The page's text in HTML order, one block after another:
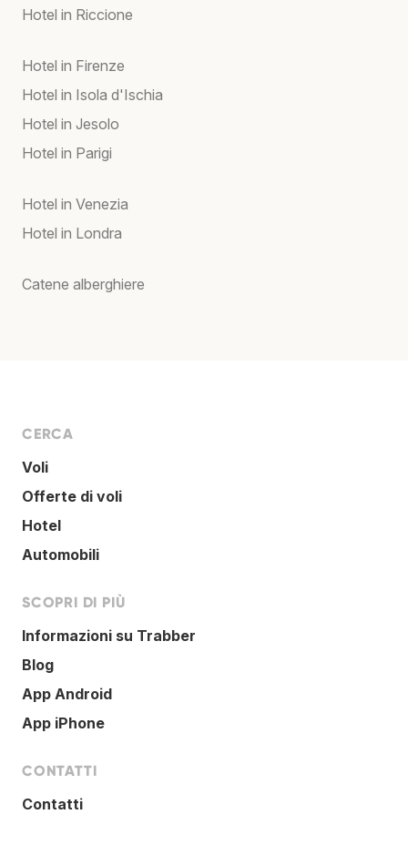
Hotel in Riccione
Hotel in Firenze
Hotel in Isola d'Ischia
Hotel in Jesolo
Hotel in Parigi
Hotel in Venezia
Hotel in Londra
Catene alberghiere
CERCA
Voli
Offerte di voli
Hotel
Automobili
SCOPRI DI PIÙ
Informazioni su Trabber
Blog
App Android
App iPhone
CONTATTI
Contatti